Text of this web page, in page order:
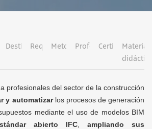
DestinatariosRequisitosMetodologíaProfesoradoCertificación
Material
profesionales del sector de la construcción
y automatizarlos procesos de generación
mediante el uso de modelos BIM
abierto IFC
ampliando sus